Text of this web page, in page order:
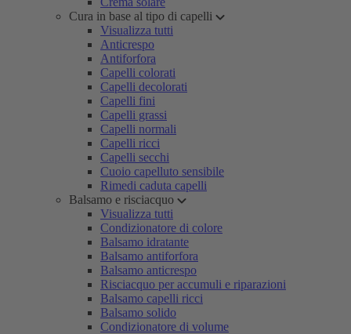
Cura in base al tipo di capelli
Visualizza tutti
Anticrespo
Antiforfora
Capelli colorati
Capelli decolorati
Capelli fini
Capelli grassi
Capelli normali
Capelli ricci
Capelli secchi
Cuoio capelluto sensibile
Rimedi caduta capelli
Balsamo e risciacquo
Visualizza tutti
Condizionatore di colore
Balsamo idratante
Balsamo antiforfora
Balsamo anticrespo
Risciacquo per accumuli e riparazioni
Balsamo capelli ricci
Balsamo solido
Condizionatore di volume